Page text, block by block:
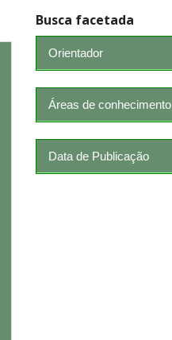
Busca facetada
Orientador
Áreas de conhecimento
Data de Publicação